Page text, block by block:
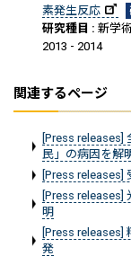
素発生反応
研究種目 : 新学
2013 - 2014
関連するページ
[Press releases]
民」の病因を解
[Press releases]
[Press releases]
明
[Press releases]
発